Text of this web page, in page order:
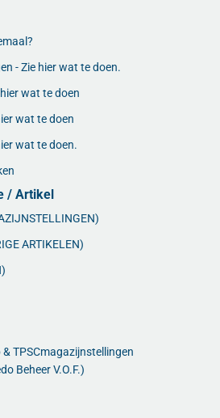
- Zie hier wat te doen.
wat te doen
wat te doen
wat te doen.
/ Artikel
ARTIKELEN)
TPSCmagazijnstellingen
Beheer V.O.F.)